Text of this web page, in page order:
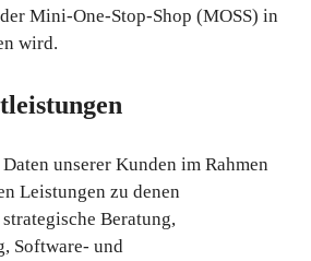
Mini-One-Stop-Shop (MOSS) in
wird.
unserer Kunden im Rahmen
Leistungen zu denen
Beratung,
Software- und